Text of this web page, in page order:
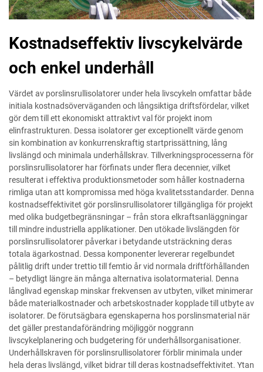
Kostnadseffektiv livscykelvärde
och enkel underhåll
Värdet av porslinsrullisolatorer under hela livscykeln omfattar både
initiala kostnadsöverväganden och långsiktiga driftsfördelar, vilket
gör dem till ett ekonomiskt attraktivt val för projekt inom
elinfrastrukturen. Dessa isolatorer ger exceptionellt värde genom
sin kombination av konkurrenskraftig startprissättning, lång
livslängd och minimala underhållskrav. Tillverkningsprocesserna för
porslinsrullisolatorer har förfinats under flera decennier, vilket
resulterat i effektiva produktionsmetoder som håller kostnaderna
rimliga utan att kompromissa med höga kvalitetsstandarder. Denna
kostnadseffektivitet gör porslinsrullisolatorer tillgängliga för projekt
med olika budgetbegränsningar – från stora elkraftsanläggningar
till mindre industriella applikationer. Den utökade livslängden för
porslinsrullisolatorer påverkar i betydande utsträckning deras
totala ägarkostnad. Dessa komponenter levererar regelbundet
pålitlig drift under trettio till femtio år vid normala driftförhållanden
– betydligt längre än många alternativa isolatormaterial. Denna
långlivad egenskap minskar frekvensen av utbyten, vilket minimerar
både materialkostnader och arbetskostnader kopplade till utbyte av
isolatorer. De förutsägbara egenskaperna hos porslinsmaterial när
det gäller prestandaförändring möjliggör noggrann
livscykelplanering och budgetering för underhållsorganisationer.
Underhållskraven för porslinsrullisolatorer förblir minimala under
hela deras livslängd, vilket bidrar till deras kostnadseffektivitet. Ytan